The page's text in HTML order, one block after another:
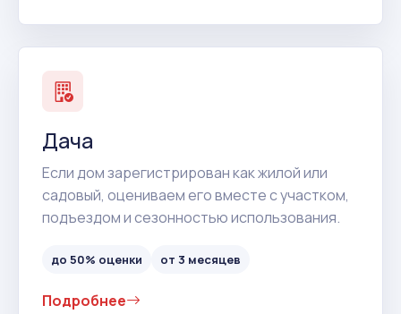
Дача
Если дом зарегистрирован как жилой или
садовый, оцениваем его вместе с участком,
подъездом и сезонностью использования.
до 50% оценки от 3 месяцев
Подробнее